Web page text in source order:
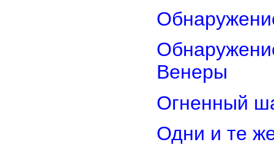
Венеры
Огненный
Одни и те